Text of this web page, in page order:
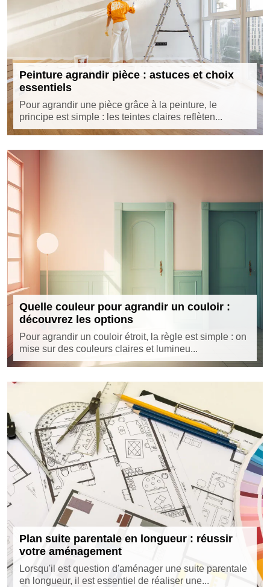
Peinture agrandir pièce : astuces et choix
essentiels
Pour agrandir une pièce grâce à la peinture, le
principe est simple : les teintes claires reflèten...
Quelle couleur pour agrandir un couloir :
découvrez les options
Pour agrandir un couloir étroit, la règle est simple : on
mise sur des couleurs claires et lumineu...
Plan suite parentale en longueur : réussir
votre aménagement
Lorsqu'il est question d'aménager une suite parentale
en longueur, il est essentiel de réaliser une...